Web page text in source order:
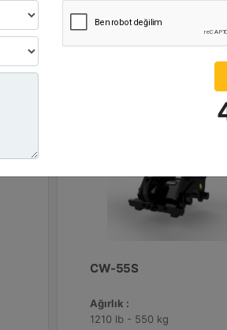
Detay Teklif
CW-55S
Ağırlık :
1210 lb - 550 kg